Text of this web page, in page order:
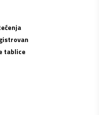
tablice